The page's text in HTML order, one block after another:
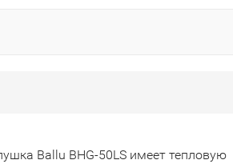
Ballu BHG-50LS имеет тепловую